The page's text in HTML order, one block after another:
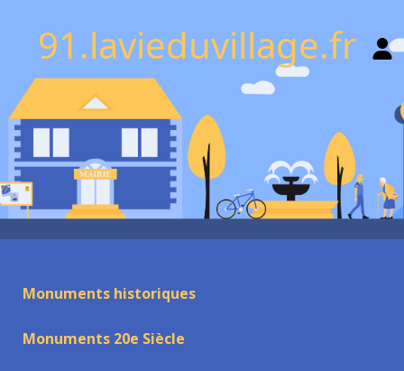
91.lavieduvillage.fr
Monuments historiques
Monuments 20e Siècle